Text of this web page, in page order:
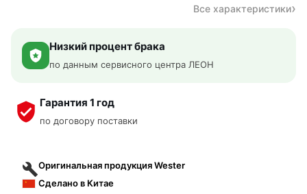
Все характеристики
Низкий процент брака
по данным сервисного центра ЛЕОН
Гарантия 1 год
по договору поставки
Оригинальная продукция Wester
Сделано в Китае